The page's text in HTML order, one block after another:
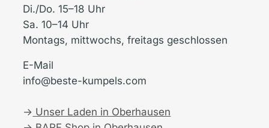
Di./Do. 15–18 Uhr
Sa. 10–14 Uhr
Montags, mittwochs, freitags geschlossen
E-Mail
info@beste-kumpels.com
→ Unser Laden in Oberhausen